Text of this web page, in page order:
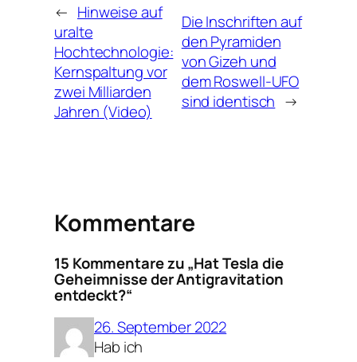
← Hinweise auf
uralte
Hochtechnologie:
Kernspaltung vor
zwei Milliarden
Jahren (Video)
Die Inschriften auf
den Pyramiden
von Gizeh und
dem Roswell-UFO
sind identisch →
Kommentare
15 Kommentare zu „Hat Tesla die
Geheimnisse der Antigravitation
entdeckt?“
26. September 2022
Hab ich